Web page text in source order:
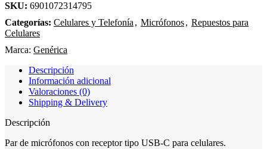
SKU: 6901072314795
Categorías: Celulares y Telefonía , Micrófonos, Repuestos para
Celulares
Marca: Genérica
Descripción
Información adicional
Valoraciones (0)
Shipping & Delivery
Descripción
Par de micrófonos con receptor tipo USB-C para celulares.